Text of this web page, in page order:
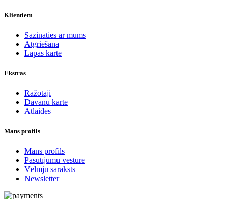
Klientiem
Sazināties ar mums
Atgriešana
Lapas karte
Ekstras
Ražotāji
Dāvanu karte
Atlaides
Mans profils
Mans profils
Pasūtījumu vēsture
Vēlmju saraksts
Newsletter